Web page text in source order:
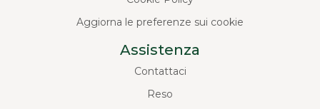
Aggiorna le preferenze sui cookie
Assistenza
Contattaci
Reso